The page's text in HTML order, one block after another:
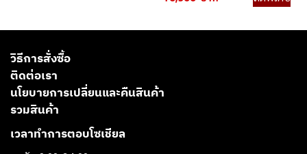
วิธีการสั่งซื้อ
ติดต่อเรา
นโยบายการเปลี่ยนและคืนสินค้า
รวมสินค้า
เวลาทำการตอบโซเชียล